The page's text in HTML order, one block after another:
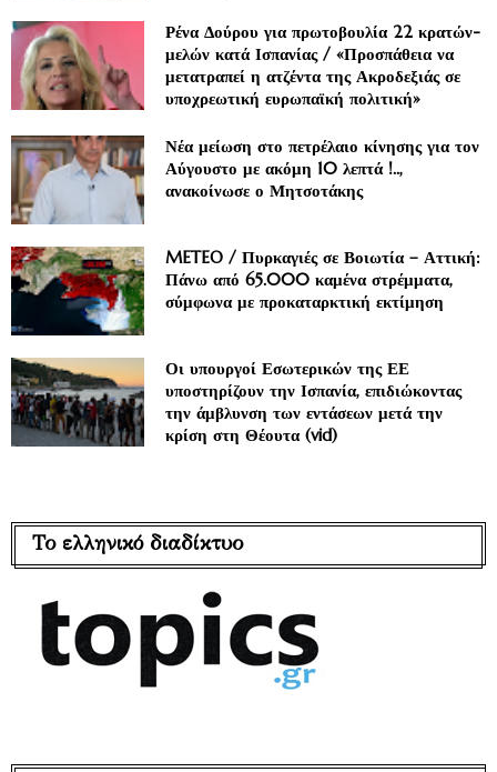
Ρένα Δούρου για πρωτοβουλία 22 κρατών-
μελών κατά Ισπανίας / «Προσπάθεια να
μετατραπεί η ατζέντα της Ακροδεξιάς σε
υποχρεωτική ευρωπαϊκή πολιτική»
Νέα μείωση στο πετρέλαιο κίνησης για τον
Αύγουστο με ακόμη 10 λεπτά !..,
ανακοίνωσε ο Μητσοτάκης
METEO / Πυρκαγιές σε Βοιωτία – Αττική:
Πάνω από 65.000 καμένα στρέμματα,
σύμφωνα με προκαταρκτική εκτίμηση
Οι υπουργοί Εσωτερικών της ΕΕ
υποστηρίζουν την Ισπανία, επιδιώκοντας
την άμβλυνση των εντάσεων μετά την
κρίση στη Θέουτα (vid)
Το ελληνικό διαδίκτυο